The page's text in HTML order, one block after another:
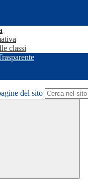
classi
del sito